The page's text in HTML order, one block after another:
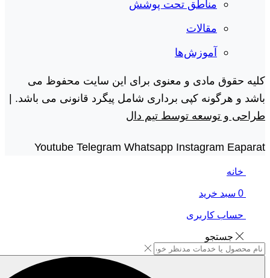
مناطق تحت پوشش
مقالات
آموزش‌ها
کلیه حقوق مادی و معنوی برای این سایت محفوظ می
باشد و هرگونه کپی برداری شامل پیگرد قانونی می باشد. |
طراحی و توسعه توسط تیم دال
Youtube Telegram Whatsapp Instagram Eaparat
خانه
0 سبد خرید
حساب کاربری
جستجو
Search
input